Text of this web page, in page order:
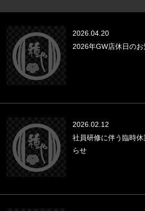
2026.04.20
2026年GW店休日の
2026.02.12
社員研修に伴う臨時休
らせ